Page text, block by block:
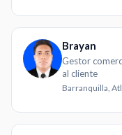
Brayan
Gestor
al cliente
Barranquilla,